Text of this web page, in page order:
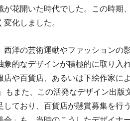
が花開いた時代でした。この時期
変化しました。
西洋の芸術運動やファッションの
象的なデザインが積極的に取り入
店や百貨店、あるいは下絵作家に
もまた、この活発なデザイン出版
ており、百貨店が懸賞募集を行